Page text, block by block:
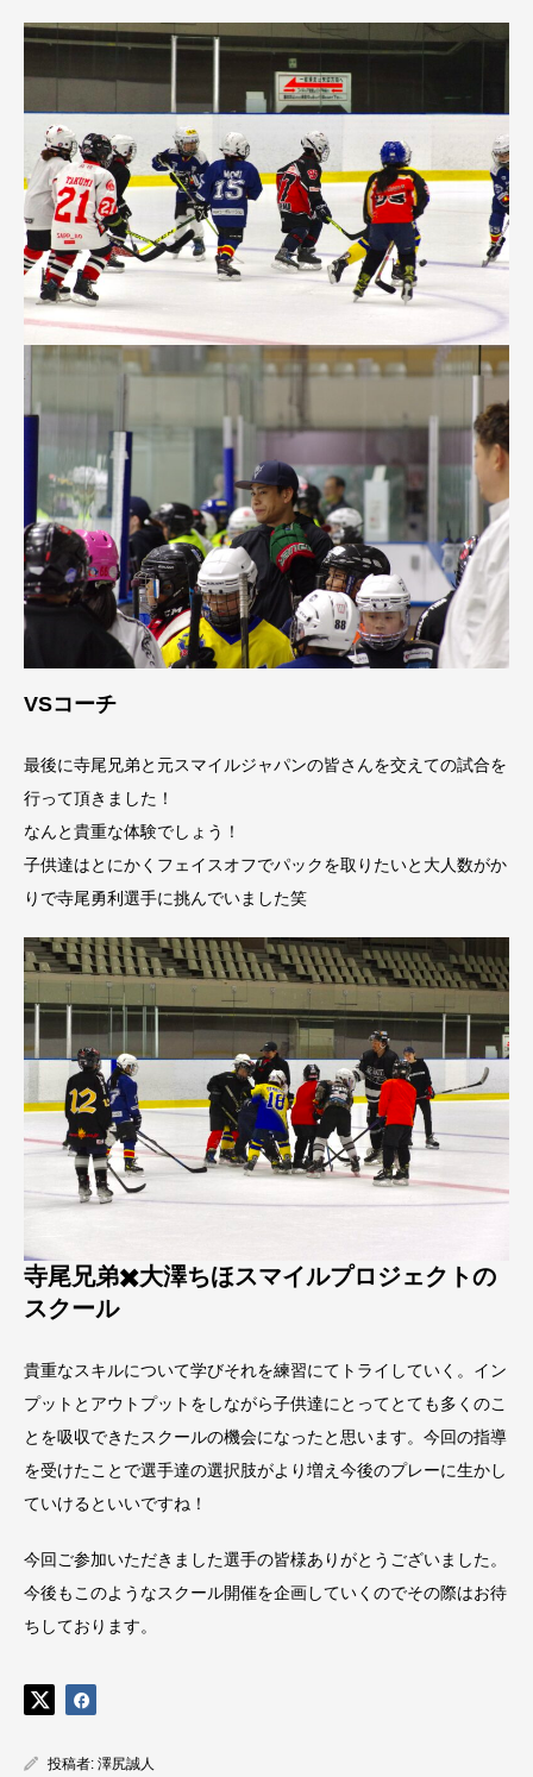
VSコーチ
最後に寺尾兄弟と元スマイルジャパンの皆さんを交えての試合を
行って頂きました！
なんと貴重な体験でしょう！
子供達はとにかくフェイスオフでパックを取りたいと大人数がか
りで寺尾勇利選手に挑んでいました笑
寺尾兄弟✖️大澤ちほスマイルプロジェクトの
スクール
貴重なスキルについて学びそれを練習にてトライしていく。イン
プットとアウトプットをしながら子供達にとってとても多くのこ
とを吸収できたスクールの機会になったと思います。今回の指導
を受けたことで選手達の選択肢がより増え今後のプレーに生かし
ていけるといいですね！
今回ご参加いただきました選手の皆様ありがとうございました。
今後もこのようなスクール開催を企画していくのでその際はお待
ちしております。
投稿者: 澤尻誠人